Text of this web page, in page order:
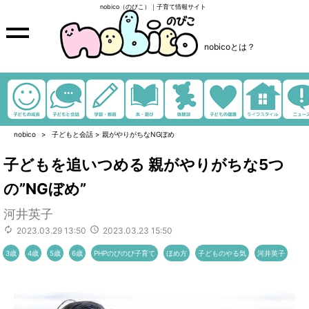
nobico（のびこ）｜子育て情報サイト
nobicoとは？
nobico 子どもと会話 > 親がやりがちなNGぼめ
子どもを追いつめる 親がやりがちな5つ
の”NGぼめ”
河井英子
2023.03.29 13:50 2023.03.23 15:50
3歳 4歳 5歳 6歳 PHPのびのび子育て ほめ方 子どものやる気 河井英子